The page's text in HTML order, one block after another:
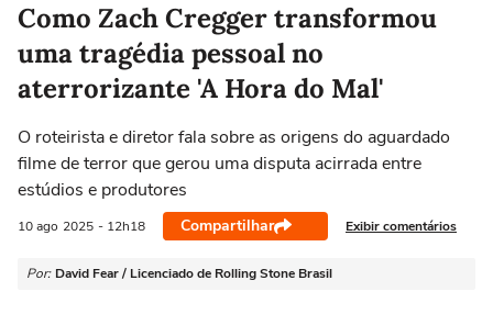
Como Zach Cregger transformou
uma tragédia pessoal no
aterrorizante 'A Hora do Mal'
O roteirista e diretor fala sobre as origens do aguardado
filme de terror que gerou uma disputa acirrada entre
estúdios e produtores
10 ago 2025 - 12h18 Compartilhar Exibir comentários
Por: David Fear / Licenciado de Rolling Stone Brasil